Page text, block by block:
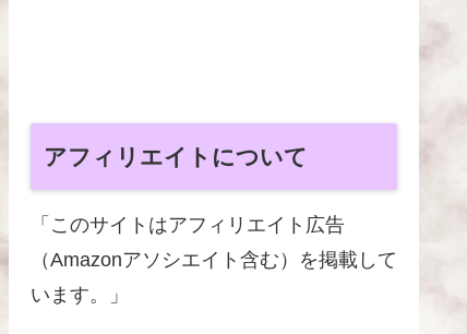
アフィリエイトについて
「このサイトはアフィリエイト広告
（Amazonアソシエイト含む）を掲載して
います。」